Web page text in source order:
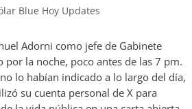
Blue Hoy Updates
Adorni como jefe de Gabinete
por la noche, poco antes de las 7 pm.
lo habían indicado a lo largo del día,
su cuenta personal de X para